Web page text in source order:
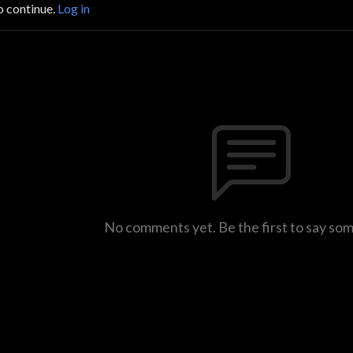
continue. Log in
No comments yet. Be the first to say